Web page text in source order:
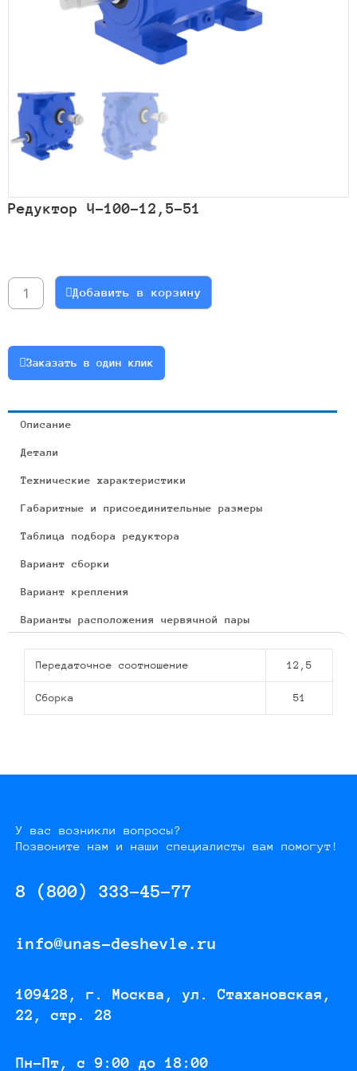
Редуктор Ч-100-12,5-51
Редуктор
Ч-100-
Добавить в корзину
Заказать в один клик
Описание
Детали
Технические характеристики
Габаритные и присоединительные размеры
Таблица подбора редуктора
Вариант сборки
Вариант крепления
Варианты расположения червячной пары
Передаточное соотношение 12,5
Сборка 51
У вас возникли вопросы?
Позвоните нам и наши специалисты вам помогут!
8 (800) 333-45-77
info@unas-deshevle.ru
109428, г. Москва, ул. Стахановская,
22, стр. 28
Пн-Пт, с 9:00 до 18:00